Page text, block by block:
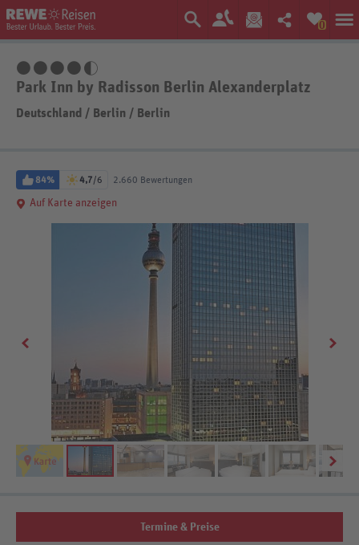
0
Park Inn by Radisson Berlin Alexanderplatz
Deutschland / Berlin / Berlin
84% 4,7/6 2.660 Bewertungen
Auf Karte anzeigen
Termine & Preise